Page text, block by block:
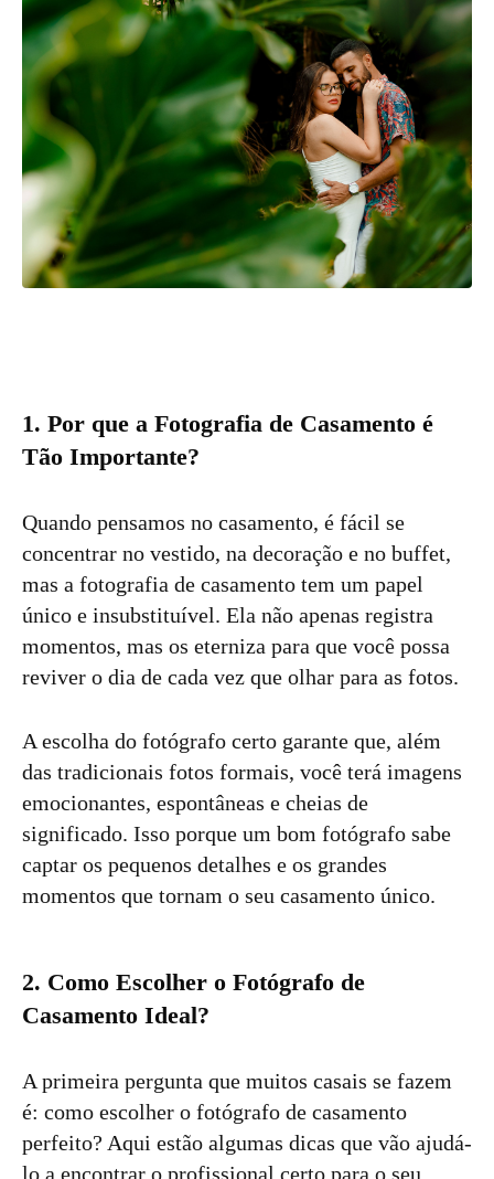
1. Por que a Fotografia de Casamento é
Tão Importante?
Quando pensamos no casamento, é fácil se
concentrar no vestido, na decoração e no buffet,
mas a fotografia de casamento tem um papel
único e insubstituível. Ela não apenas registra
momentos, mas os eterniza para que você possa
reviver o dia de cada vez que olhar para as fotos.
A escolha do fotógrafo certo garante que, além
das tradicionais fotos formais, você terá imagens
emocionantes, espontâneas e cheias de
significado. Isso porque um bom fotógrafo sabe
captar os pequenos detalhes e os grandes
momentos que tornam o seu casamento único.
2. Como Escolher o Fotógrafo de
Casamento Ideal?
A primeira pergunta que muitos casais se fazem
é: como escolher o fotógrafo de casamento
perfeito? Aqui estão algumas dicas que vão ajudá-
lo a encontrar o profissional certo para o seu